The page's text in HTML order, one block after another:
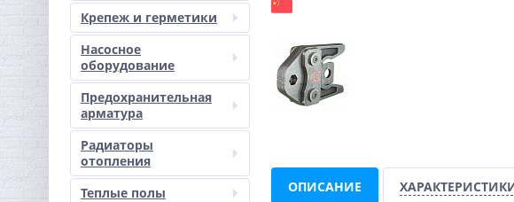
Крепеж и герметики
Насосное
оборудование
Предохранительная
арматура
Радиаторы
отопления
Теплые полы
ОПИСАНИЕ